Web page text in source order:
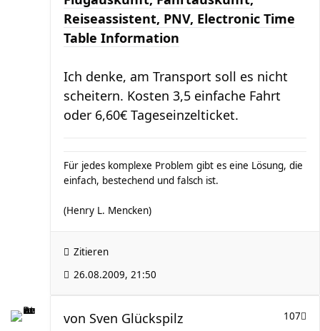
Reiseassistent, PNV, Electronic Time
Table Information
Ich denke, am Transport soll es nicht
scheitern. Kosten 3,5 einfache Fahrt
oder 6,60€ Tageseinzelticket.
Für jedes komplexe Problem gibt es eine Lösung, die
einfach, bestechend und falsch ist.
(Henry L. Mencken)
Zitieren
26.08.2009, 21:50
107
von Sven Glückspilz